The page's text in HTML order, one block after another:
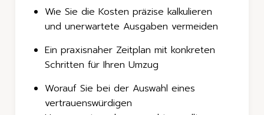
Wie Sie die Kosten präzise kalkulieren
und unerwartete Ausgaben vermeiden
Ein praxisnaher Zeitplan mit konkreten
Schritten für Ihren Umzug
Worauf Sie bei der Auswahl eines
vertrauenswürdigen